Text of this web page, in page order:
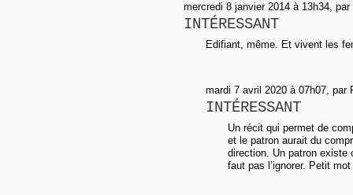
mercredi 8 janvier 2014 à 13h34, par
INTÉRESSANT
Edifiant, même. Et vivent les
mardi 7 avril 2020 à 07h07, par
INTÉRESSANT
Un récit qui permet de
et le patron aurait du
direction. Un patron existe
faut pas l’ignorer. Petit